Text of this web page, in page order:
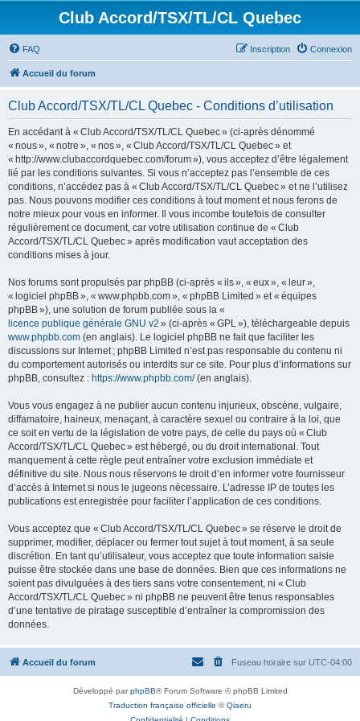
Club Accord/TSX/TL/CL Quebec
FAQ Connexion
Inscription
Accueil du forum
Club Accord/TSX/TL/CL Quebec - Conditions d’utilisation
En accédant à « Club Accord/TSX/TL/CL Quebec » (ci-après dénommé
« nous », « notre », « nos », « Club Accord/TSX/TL/CL Quebec » et
« http://www.clubaccordquebec.com/forum »), vous acceptez d’être légalement
lié par les conditions suivantes. Si vous n’acceptez pas l’ensemble de ces
conditions, n’accédez pas à « Club Accord/TSX/TL/CL Quebec » et ne l’utilisez
pas. Nous pouvons modifier ces conditions à tout moment et nous ferons de
notre mieux pour vous en informer. Il vous incombe toutefois de consulter
régulièrement ce document, car votre utilisation continue de « Club
Accord/TSX/TL/CL Quebec » après modification vaut acceptation des
conditions mises à jour.
Nos forums sont propulsés par phpBB (ci-après « ils », « eux », « leur »,
« logiciel phpBB », « www.phpbb.com », « phpBB Limited » et « équipes
phpBB »), une solution de forum publiée sous la «
licence publique générale GNU v2 » (ci-après « GPL »), téléchargeable depuis
www.phpbb.com (en anglais). Le logiciel phpBB ne fait que faciliter les
discussions sur Internet ; phpBB Limited n’est pas responsable du contenu ni
du comportement autorisés ou interdits sur ce site. Pour plus d’informations sur
phpBB, consultez : https://www.phpbb.com/(en anglais).
Vous vous engagez à ne publier aucun contenu injurieux, obscène, vulgaire,
diffamatoire, haineux, menaçant, à caractère sexuel ou contraire à la loi, que
ce soit en vertu de la législation de votre pays, de celle du pays où « Club
Accord/TSX/TL/CL Quebec » est hébergé, ou du droit international. Tout
manquement à cette règle peut entraîner votre exclusion immédiate et
définitive du site. Nous nous réservons le droit d’en informer votre fournisseur
d’accès à Internet si nous le jugeons nécessaire. L’adresse IP de toutes les
publications est enregistrée pour faciliter l’application de ces conditions.
Vous acceptez que « Club Accord/TSX/TL/CL Quebec » se réserve le droit de
supprimer, modifier, déplacer ou fermer tout sujet à tout moment, à sa seule
discrétion. En tant qu’utilisateur, vous acceptez que toute information saisie
puisse être stockée dans une base de données. Bien que ces informations ne
soient pas divulguées à des tiers sans votre consentement, ni « Club
Accord/TSX/TL/CL Quebec » ni phpBB ne peuvent être tenus responsables
d’une tentative de piratage susceptible d’entraîner la compromission des
données.
Accueil du forum Fuseau horaire sur UTC-04:00
Développé parphpBB® Forum Software © phpBB Limited
Traduction française officielle ©Qiaeru